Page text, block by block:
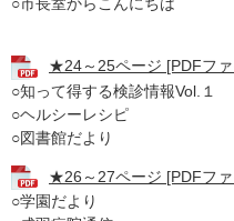
○市長室からこんにちは
★24～25ページ [PDFフ
○知って得する検診情報Vol.１
○ヘルシーレシピ
○図書館だより
★26～27ページ [PDFフ
○学園だより